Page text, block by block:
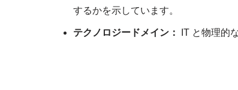
するかを示しています。
テクノロジードメイン： IT と物理的